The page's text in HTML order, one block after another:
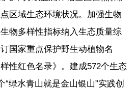
区域生态环境状况。加强生物
物多样性指标纳入生态质量综
国家重点保护野生动植物名
性红色名录》。建成572个生态
绿水青山就是金山银山”实践创